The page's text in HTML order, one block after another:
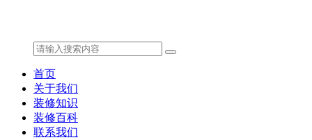
首页
关于我们
装修知识
装修百科
联系我们